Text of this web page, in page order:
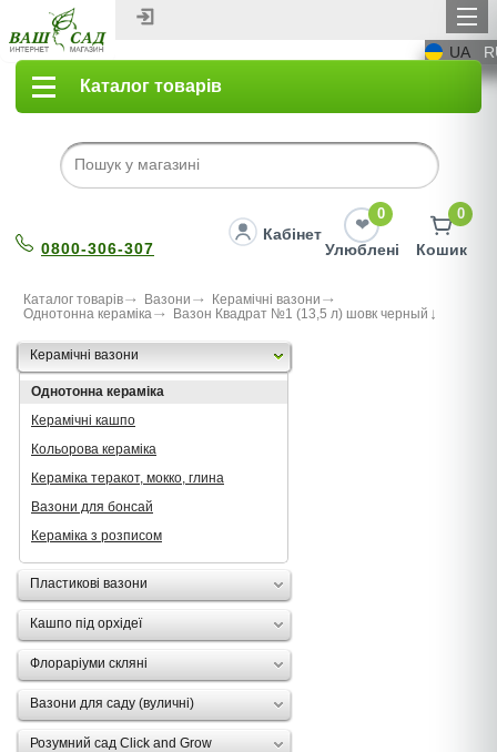
UA
Каталог товарів
0800-306-307
Кабінет
0
Улюблені
0
Кошик
Каталог товарів Вазони
Керамічні вазони
Однотонна кераміка
Вазон Квадрат №1 (13,5 л) шовк черный
Керамічні вазони
Однотонна кераміка
Керамічні кашпо
Кольорова кераміка
Кераміка теракот, мокко, глина
Вазони для бонсай
Кераміка з розписом
Пластикові вазони
Кашпо під орхідеї
Флораріуми скляні
Вазони для саду (вуличні)
Розумний сад Click and Grow